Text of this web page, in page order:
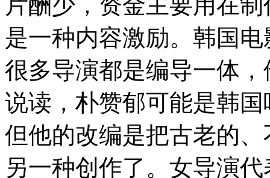
是一种内容激励。韩国
很多导演都是编导一体
说读，朴赞郁可能是韩
但他的改编是把古老的
另一种创作了。女导演